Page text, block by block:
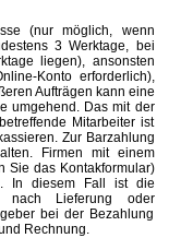
(nur möglich, wenn
3 Werktage, bei
liegen), ansonsten
Konto erforderlich),
Aufträgen kann eine
umgehend. Das mit der
Mitarbeiter ist
Zur Barzahlung
Firmen mit einem
Sie das Kontakformular)
In diesem Fall ist die
nach Lieferung oder
bei der Bezahlung
Rechnung.